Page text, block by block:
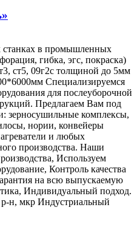
станках в промышленных
гибка, эгс, покраска)
ст5, 09г2с толщиной до 5мм
Cпециализируемся
для послеуборочной
Предлагаем Вам под
зерносушильные комплексы,
нории, конвейеры
и любых
производства. Наши
Используем
Контроль качества
на всю выпускаемую
Индивидуальный подход.
н, мкр Индустриальный